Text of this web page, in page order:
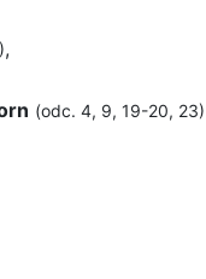
,
(odc. 4, 9, 19-20, 23)